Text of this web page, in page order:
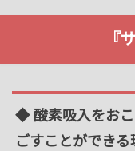
『
◆ 酸素吸入をお
ごすことができ